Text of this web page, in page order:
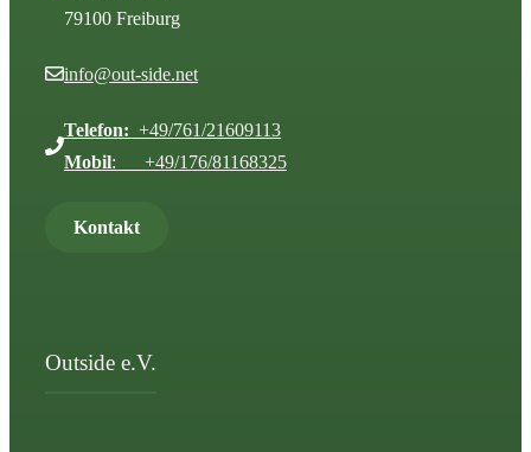
79100 Freiburg
info@out-side.net
Telefon: +49/761/21609113
Mobil: +49/176/81168325
Kontakt
Outside e.V.